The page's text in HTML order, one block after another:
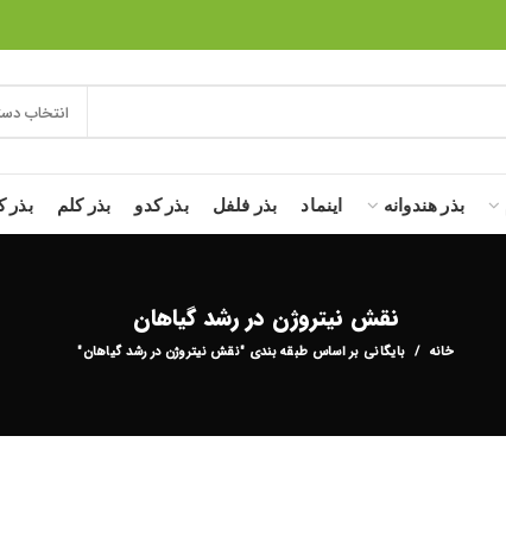
انتخاب
بذر هندوانه اینماد بذر فلفل بذر کدو بذر کلم بذر
نقش نیتروژن در رشد گیاهان
خانه بایگانی بر اساس طبقه بندی "نقش نیتروژن در رشد گیاهان"